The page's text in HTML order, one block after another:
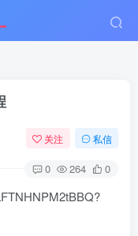
关注 私信
0 264 0